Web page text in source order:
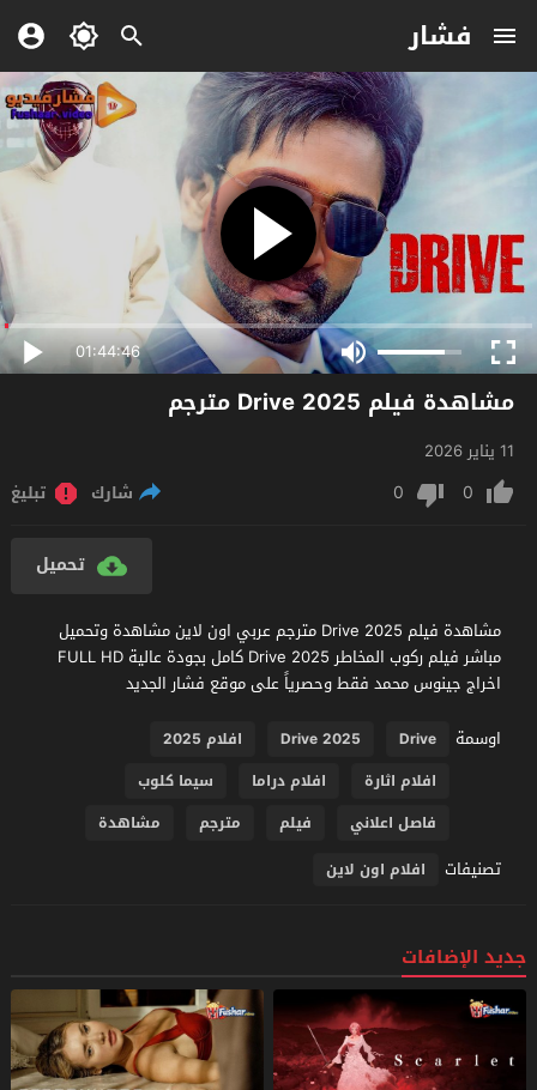
فشار
01:44:46
مشاهدة فيلم Drive 2025 مترجم
11 يناير 2026
0
0 شارك تبليغ
تحميل
مشاهدة فيلم Drive 2025 مترجم عربي اون لاين مشاهدة وتحميل
مباشر فيلم ركوب المخاطر Drive 2025 كامل بجودة عالية FULL HD
اخراج جينوس محمد فقط وحصرياً على موقع فشار الجديد
اوسمة
Drive
Drive 2025
افلام 2025
افلام اثارة
افلام دراما
سيما كلوب
فاصل اعلاني
فيلم مترجم مشاهدة
تصنيفات افلام اون لاين
جديد الإضافات